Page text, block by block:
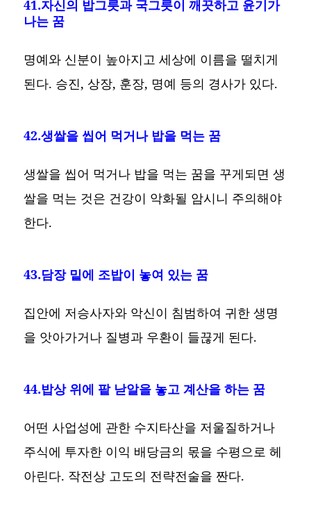
41.자신의 밥그릇과 국그릇이 깨끗하고 윤기가
나는 꿈
명예와 신분이 높아지고 세상에 이름을 떨치게
된다. 승진, 상장, 훈장, 명예 등의 경사가 있다.
42.생쌀을 씹어 먹거나 밥을 먹는 꿈
생쌀을 씹어 먹거나 밥을 먹는 꿈을 꾸게되면 생
쌀을 먹는 것은 건강이 악화될 암시니 주의해야
한다.
43.담장 밑에 조밥이 놓여 있는 꿈
집안에 저승사자와 악신이 침범하여 귀한 생명
을 앗아가거나 질병과 우환이 들끊게 된다.
44.밥상 위에 팥 낟알을 놓고 계산을 하는 꿈
어떤 사업성에 관한 수지타산을 저울질하거나
주식에 투자한 이익 배당금의 몫을 수평으로 헤
아린다. 작전상 고도의 전략전술을 짠다.